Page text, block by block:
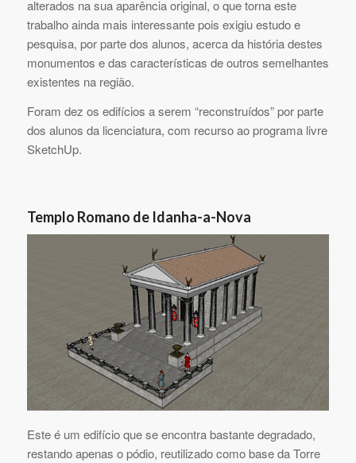
alterados na sua aparência original, o que torna este
trabalho ainda mais interessante pois exigiu estudo e
pesquisa, por parte dos alunos, acerca da história destes
monumentos e das características de outros semelhantes
existentes na região.
Foram dez os edifícios a serem “reconstruídos” por parte
dos alunos da licenciatura, com recurso ao programa livre
SketchUp.
Templo Romano de Idanha-a-Nova
Este é um edifício que se encontra bastante degradado,
restando apenas o pódio, reutilizado como base da Torre